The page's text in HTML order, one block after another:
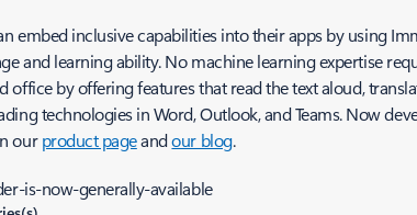
embed inclusive capabilities into their apps by using
and learning ability. No machine learning expertise
office by offering features that read the text aloud,
technologies in Word, Outlook, and Teams. Now
ourproduct pageandour blog.
is-now-generally-available